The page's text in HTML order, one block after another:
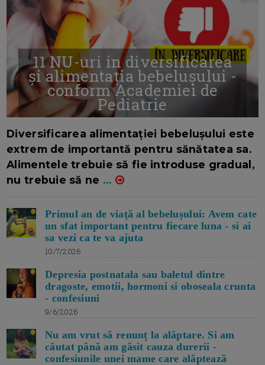
11 NU-uri in diversificarea
și alimentația bebelușului -
conform Academiei de
Pediatrie
Diversificarea alimentației bebelușului este
extrem de importantă pentru sănătatea sa.
Alimentele trebuie să fie introduse gradual,
nu trebuie să ne ...
Primul an de viață al bebelușului: Avem cate
un sfat important pentru fiecare luna - si ai
sa vezi ca te va ajuta
10/7/2026
Depresia postnatala sau baletul dintre
dragoste, emotii, hormoni si oboseala crunta
- confesiuni
9/6/2026
Nu am vrut să renunț la alăptare. Si am
căutat până am găsit cauza durerii -
confesiunile unei mame care alăptează